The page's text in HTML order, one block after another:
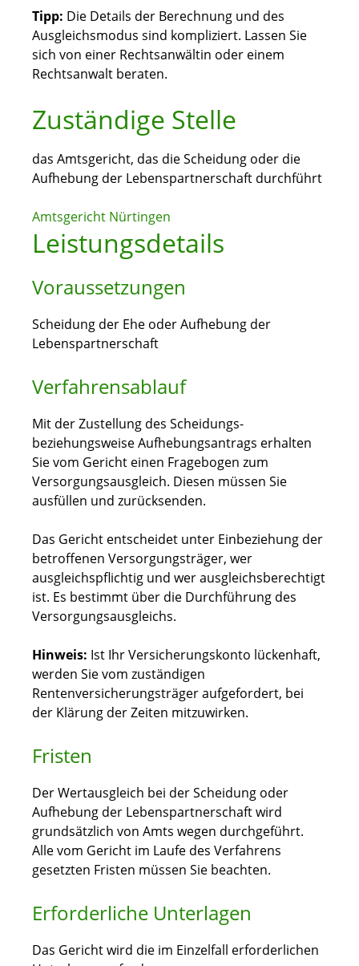
Tipp: Die Details der Berechnung und des
Ausgleichsmodus sind kompliziert. Lassen Sie
sich von einer Rechtsanwältin oder einem
Rechtsanwalt beraten.
Zuständige Stelle
das Amtsgericht, das die Scheidung oder die
Aufhebung der Lebenspartnerschaft durchführt
Amtsgericht Nürtingen
Leistungsdetails
Voraussetzungen
Scheidung der Ehe oder Aufhebung der
Lebenspartnerschaft
Verfahrensablauf
Mit der Zustellung des Scheidungs-
beziehungsweise Aufhebungsantrags erhalten
Sie vom Gericht einen Fragebogen zum
Versorgungsausgleich. Diesen müssen Sie
ausfüllen und zurücksenden.
Das Gericht entscheidet unter Einbeziehung der
betroffenen Versorgungsträger, wer
ausgleichspflichtig und wer ausgleichsberechtigt
ist. Es bestimmt über die Durchführung des
Versorgungsausgleichs.
Hinweis: Ist Ihr Versicherungskonto lückenhaft,
werden Sie vom zuständigen
Rentenversicherungsträger aufgefordert, bei
der Klärung der Zeiten mitzuwirken.
Fristen
Der Wertausgleich bei der Scheidung oder
Aufhebung der Lebenspartnerschaft wird
grundsätzlich von Amts wegen durchgeführt.
Alle vom Gericht im Laufe des Verfahrens
gesetzten Fristen müssen Sie beachten.
Erforderliche Unterlagen
Das Gericht wird die im Einzelfall erforderlichen